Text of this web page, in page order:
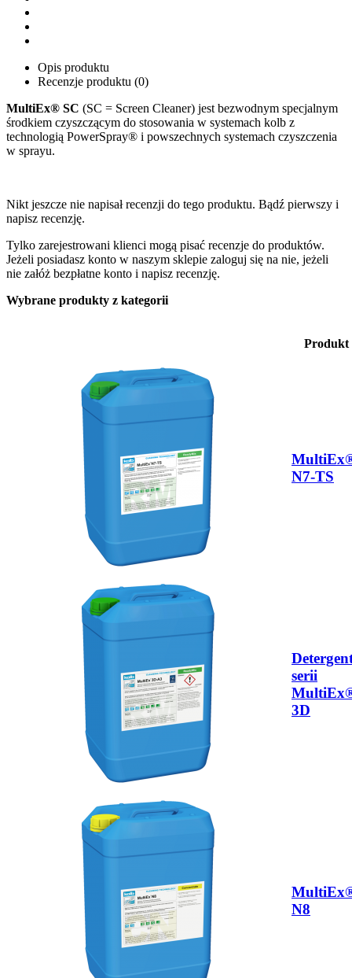
Opis produktu
Recenzje produktu (0)
MultiEx® SC (SC = Screen Cleaner) jest bezwodnym specjalnym
środkiem czyszczącym do stosowania w systemach kolb z
technologią PowerSpray® i powszechnych systemach czyszczenia
w sprayu.
Nikt jeszcze nie napisał recenzji do tego produktu. Bądź pierwszy i
napisz recenzję.
Tylko zarejestrowani klienci mogą pisać recenzje do produktów.
Jeżeli posiadasz konto w naszym sklepie zaloguj się na nie, jeżeli
nie załóż bezpłatne konto i napisz recenzję.
Wybrane produkty z kategorii
Produkt
N7-TS
serii
3D
N8